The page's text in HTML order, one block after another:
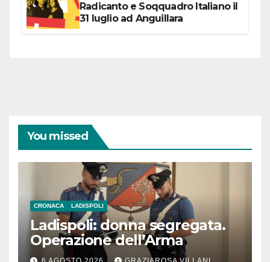
Radicanto e Soqquadro Italiano il
31 luglio ad Anguillara
You missed
CRONACA LADISPOLI
Ladispoli: donna segregata.
Operazione dell’Arma